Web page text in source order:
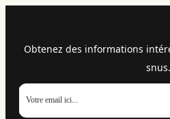
Obtenez des informations
snus.